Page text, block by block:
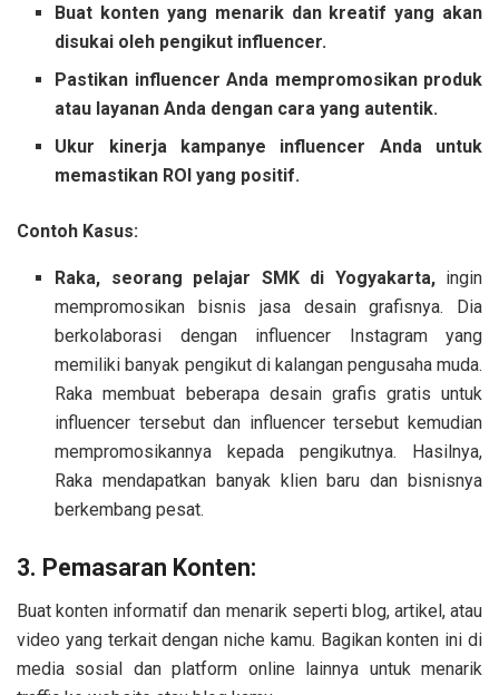
Buat konten yang menarik dan kreatif yang akan
disukai oleh pengikut influencer.
Pastikan influencer Anda mempromosikan produk
atau layanan Anda dengan cara yang autentik.
Ukur kinerja kampanye influencer Anda untuk
memastikan ROI yang positif.
Contoh Kasus:
Raka, seorang pelajar SMK di Yogyakarta,ingin
mempromosikan bisnis jasa desain grafisnya. Dia
berkolaborasi dengan influencer Instagram yang
memiliki banyak pengikut di kalangan pengusaha muda.
Raka membuat beberapa desain grafis gratis untuk
influencer tersebut dan influencer tersebut kemudian
mempromosikannya kepada pengikutnya. Hasilnya,
Raka mendapatkan banyak klien baru dan bisnisnya
berkembang pesat.
3. Pemasaran Konten:
Buat konten informatif dan menarik seperti blog, artikel, atau
video yang terkait dengan niche kamu. Bagikan konten ini di
media sosial dan platform online lainnya untuk menarik